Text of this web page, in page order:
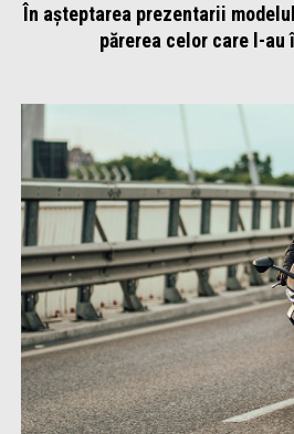
În așteptarea prezentarii
părerea celor care l-au